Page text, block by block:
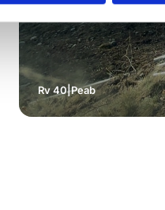
Rv 40|Peab